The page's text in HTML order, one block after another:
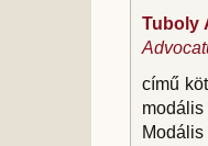
Tuboly
című